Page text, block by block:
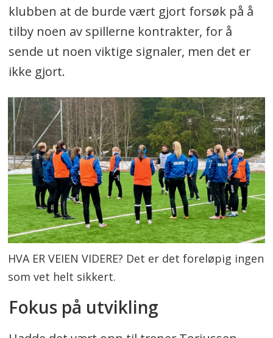
klubben at de burde vært gjort forsøk på å
tilby noen av spillerne kontrakter, for å
sende ut noen viktige signaler, men det er
ikke gjort.
HVA ER VEIEN VIDERE? Det er det foreløpig ingen
som vet helt sikkert.
Fokus på utvikling